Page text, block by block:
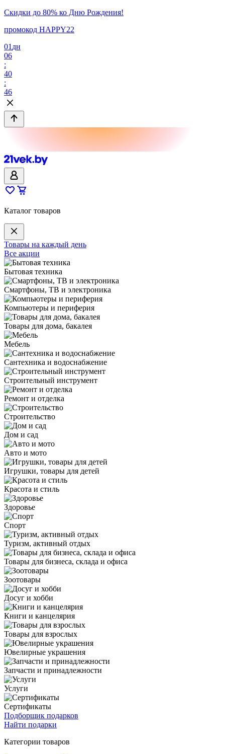
Скидки до 80% ко Дню Рождения!
промокод HAPPY22
01 дн
06
:
40
:
46
Каталог товаров
Товары на каждый день
Все акции
Бытовая техника
Смартфоны, ТВ и электроника
Компьютеры и периферия
Товары для дома, бакалея
Мебель
Сантехника и водоснабжение
Строительный инструмент
Ремонт и отделка
Строительство
Дом и сад
Авто и мото
Игрушки, товары для детей
Красота и стиль
Здоровье
Спорт
Туризм, активный отдых
Товары для бизнеса, склада и офиса
Зоотовары
Досуг и хобби
Книги и канцелярия
Товары для взрослых
Ювелирные украшения
Запчасти и принадлежности
Услуги
Сертификаты
Подборщик подарков
Найти подарки
Категории товаров